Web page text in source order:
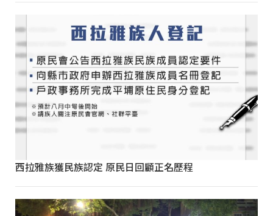
西拉雅族獲民族認定 原民日回顧正名歷程